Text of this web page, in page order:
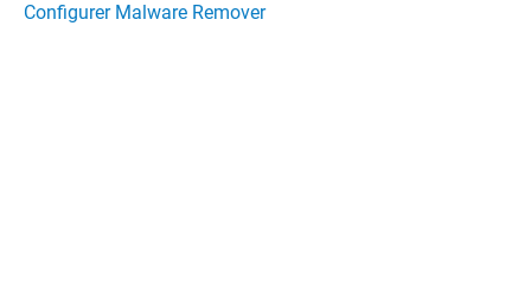
Configurer Malware Remover